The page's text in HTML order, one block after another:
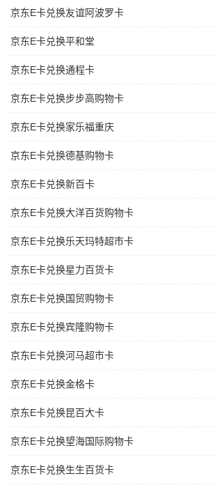
京东E卡兑换友谊阿波罗卡
京东E卡兑换平和堂
京东E卡兑换通程卡
京东E卡兑换步步高购物卡
京东E卡兑换家乐福重庆
京东E卡兑换德基购物卡
京东E卡兑换新百卡
京东E卡兑换大洋百货购物卡
京东E卡兑换乐天玛特超市卡
京东E卡兑换星力百货卡
京东E卡兑换国贸购物卡
京东E卡兑换宾隆购物卡
京东E卡兑换河马超市卡
京东E卡兑换金格卡
京东E卡兑换昆百大卡
京东E卡兑换望海国际购物卡
京东E卡兑换生生百货卡